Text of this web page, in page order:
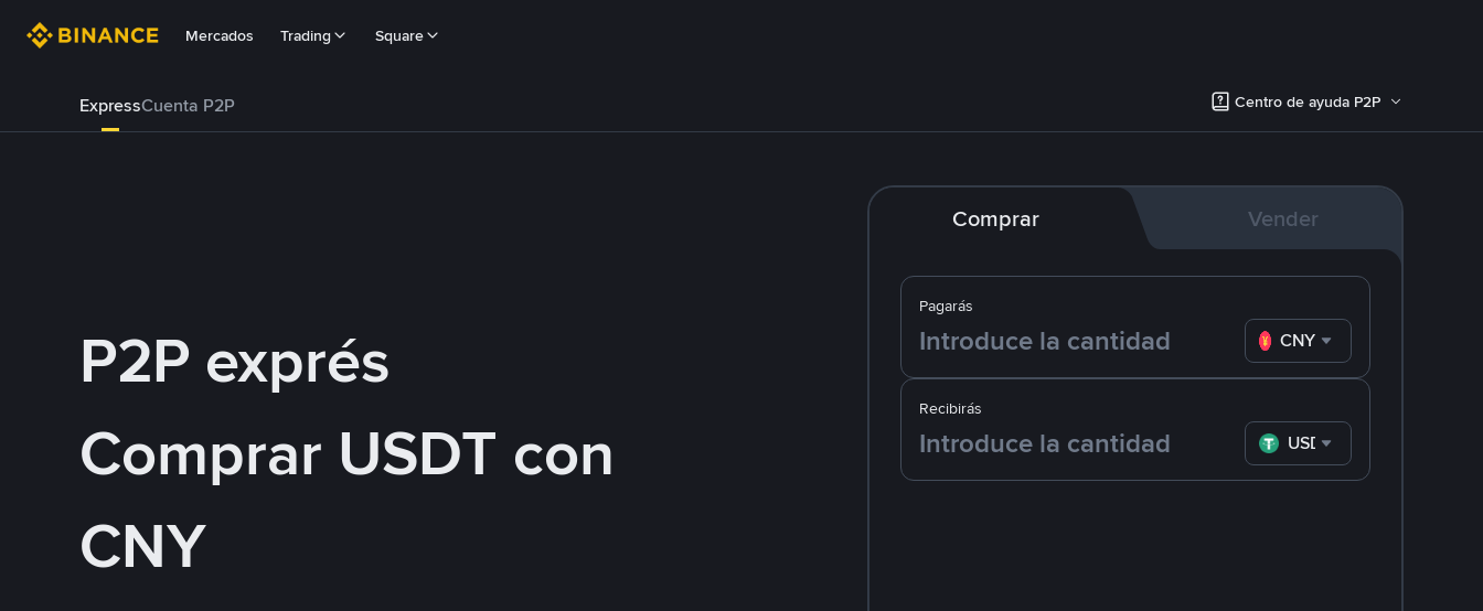
Mercados Trading Square
ExpressCuenta P2P Centro de ayuda P2P
P2P exprés
Comprar USDT con
CNY
Comprar Vender
Pagarás
CNY
Recibirás
USDT